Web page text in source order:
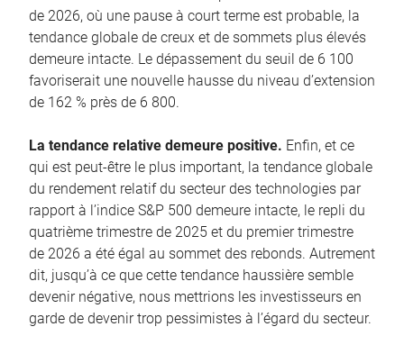
de 2026, où une pause à court terme est probable, la
tendance globale de creux et de sommets plus élevés
demeure intacte. Le dépassement du seuil de 6 100
favoriserait une nouvelle hausse du niveau d’extension
de 162 % près de 6 800.
La tendance relative demeure positive. Enfin, et ce
qui est peut-être le plus important, la tendance globale
du rendement relatif du secteur des technologies par
rapport à l’indice S&P 500 demeure intacte, le repli du
quatrième trimestre de 2025 et du premier trimestre
de 2026 a été égal au sommet des rebonds. Autrement
dit, jusqu’à ce que cette tendance haussière semble
devenir négative, nous mettrions les investisseurs en
garde de devenir trop pessimistes à l’égard du secteur.